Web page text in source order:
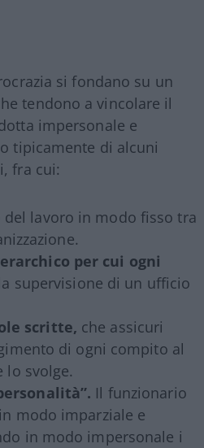
si fondano su un
tendono a vincolare il
impersonale e
tipicamente di alcuni
fra cui:
del lavoro in modo fisso tra
per cui ogni
supervisione di un ufficio
scritte, che assicuri
di ogni compito al
lo svolge.
Il funzionario
modo imparziale e
in modo impersonale i